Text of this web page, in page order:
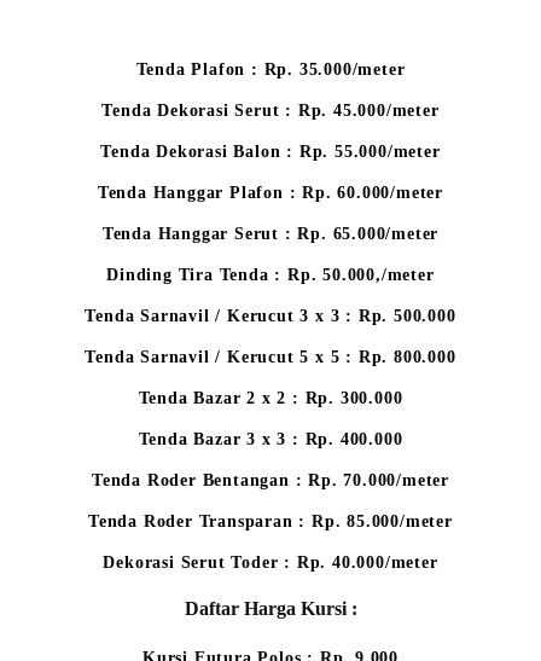
Tenda Plafon : Rp. 35.000/meter
Tenda Dekorasi Serut : Rp. 45.000/meter
Tenda Dekorasi Balon : Rp. 55.000/meter
Tenda Hanggar Plafon : Rp. 60.000/meter
Tenda Hanggar Serut : Rp. 65.000/meter
Dinding Tira Tenda : Rp. 50.000,/meter
Tenda Sarnavil / Kerucut 3 x 3 : Rp. 500.000
Tenda Sarnavil / Kerucut 5 x 5 : Rp. 800.000
Tenda Bazar 2 x 2 : Rp. 300.000
Tenda Bazar 3 x 3 : Rp. 400.000
Tenda Roder Bentangan : Rp. 70.000/meter
Tenda Roder Transparan : Rp. 85.000/meter
Dekorasi Serut Toder : Rp. 40.000/meter
Daftar Harga Kursi :